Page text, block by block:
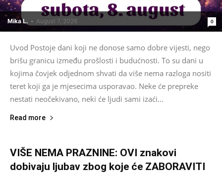
Mika L. - August 7, 2026 0
Uvod Postoje dani koji ne donose samo dobre vijesti, nego
brišu granicu između prošlosti i budućnosti. To su dani u
kojima čovjek odjednom shvati da više nema razloga nositi
teret koji ga je mjesecima usporavao. Neke će prepreke
nestati neočekivano, neki će ljudi sami izaći...
Read more
VIŠE NEMA PRAZNINE: OVI znakovi
dobivaju ljubav zbog koje će ZABORAVITI